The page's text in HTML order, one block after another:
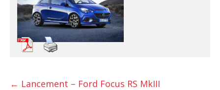
← Lancement – Ford Focus RS MkIII